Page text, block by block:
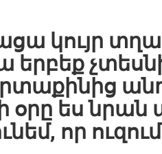
կույր
երբեք
օրը ես նրան
որ